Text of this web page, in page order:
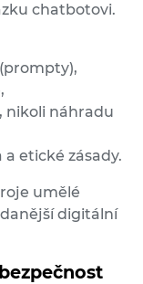
chatbotovi.
nikoli náhradu
etické zásady.
umělé
digitální